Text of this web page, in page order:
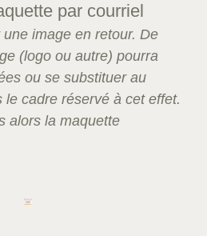
par courriel
image en retour. De
(logo ou autre) pourra
ou se substituer au
cadre réservé à cet effet.
alors la maquette